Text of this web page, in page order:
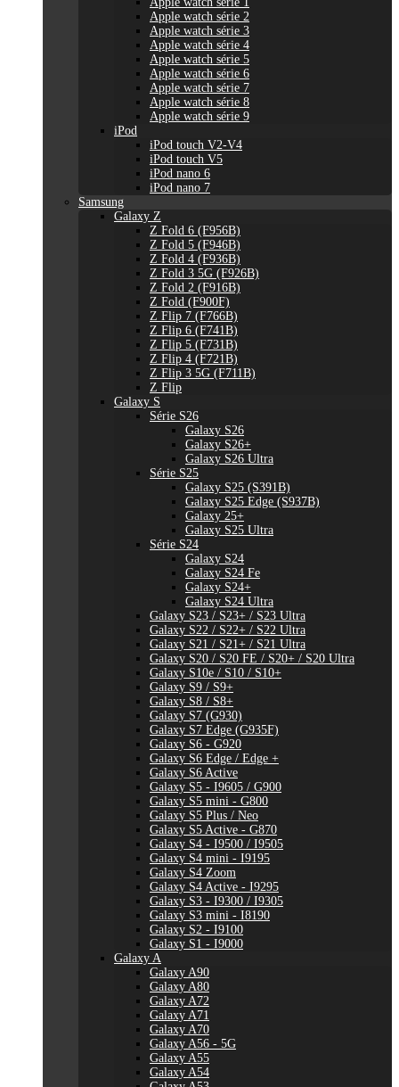
Apple watch série 2
Apple watch série 3
Apple watch série 4
Apple watch série 5
Apple watch série 6
Apple watch série 7
Apple watch série 8
Apple watch série 9
iPod
iPod touch V2-V4
iPod touch V5
iPod nano 6
iPod nano 7
Samsung
Galaxy Z
Z Fold 6 (F956B)
Z Fold 5 (F946B)
Z Fold 4 (F936B)
Z Fold 3 5G (F926B)
Z Fold 2 (F916B)
Z Fold (F900F)
Z Flip 7 (F766B)
Z Flip 6 (F741B)
Z Flip 5 (F731B)
Z Flip 4 (F721B)
Z Flip 3 5G (F711B)
Z Flip
Galaxy S
Série S26
Galaxy S26
Galaxy S26+
Galaxy S26 Ultra
Série S25
Galaxy S25 (S391B)
Galaxy S25 Edge (S937B)
Galaxy 25+
Galaxy S25 Ultra
Série S24
Galaxy S24
Galaxy S24 Fe
Galaxy S24+
Galaxy S24 Ultra
Galaxy S23 / S23+ / S23 Ultra
Galaxy S22 / S22+ / S22 Ultra
Galaxy S21 / S21+ / S21 Ultra
Galaxy S20 / S20 FE / S20+ / S20 Ultra
Galaxy S10e / S10 / S10+
Galaxy S9 / S9+
Galaxy S8 / S8+
Galaxy S7 (G930)
Galaxy S7 Edge (G935F)
Galaxy S6 - G920
Galaxy S6 Edge / Edge +
Galaxy S6 Active
Galaxy S5 - I9605 / G900
Galaxy S5 mini - G800
Galaxy S5 Plus / Neo
Galaxy S5 Active - G870
Galaxy S4 - I9500 / I9505
Galaxy S4 mini - I9195
Galaxy S4 Zoom
Galaxy S4 Active - I9295
Galaxy S3 - I9300 / I9305
Galaxy S3 mini - I8190
Galaxy S2 - I9100
Galaxy S1 - I9000
Galaxy A
Galaxy A90
Galaxy A80
Galaxy A72
Galaxy A71
Galaxy A70
Galaxy A56 - 5G
Galaxy A55
Galaxy A54